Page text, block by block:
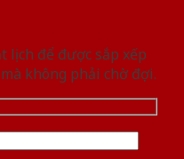
lịch để được sắp xếp
không phải chờ đợi.